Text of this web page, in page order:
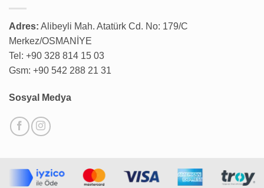
Adres: Alibeyli Mah. Atatürk Cd. No: 179/C
Merkez/OSMANİYE
Tel: +90 328 814 15 03
Gsm: +90 542 288 21 31
Sosyal Medya